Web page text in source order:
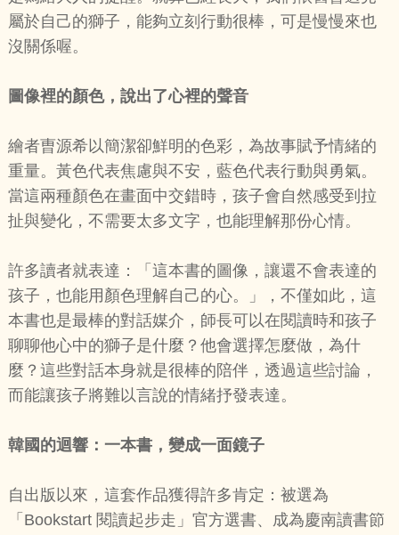
屬於自己的獅子，能夠立刻行動很棒，可是慢慢來也
沒關係喔。
圖像裡的顏色，說出了心裡的聲音
繪者曺源希以簡潔卻鮮明的色彩，為故事賦予情緒的
重量。黃色代表焦慮與不安，藍色代表行動與勇氣。
當這兩種顏色在畫面中交錯時，孩子會自然感受到拉
扯與變化，不需要太多文字，也能理解那份心情。
許多讀者就表達：「這本書的圖像，讓還不會表達的
孩子，也能用顏色理解自己的心。」，不僅如此，這
本書也是最棒的對話媒介，師長可以在閱讀時和孩子
聊聊他心中的獅子是什麼？他會選擇怎麼做，為什
麼？這些對話本身就是很棒的陪伴，透過這些討論，
而能讓孩子將難以言說的情緒抒發表達。
韓國的迴響：一本書，變成一面鏡子
自出版以來，這套作品獲得許多肯定：被選為
「Bookstart 閱讀起步走」官方選書、成為慶南讀書節